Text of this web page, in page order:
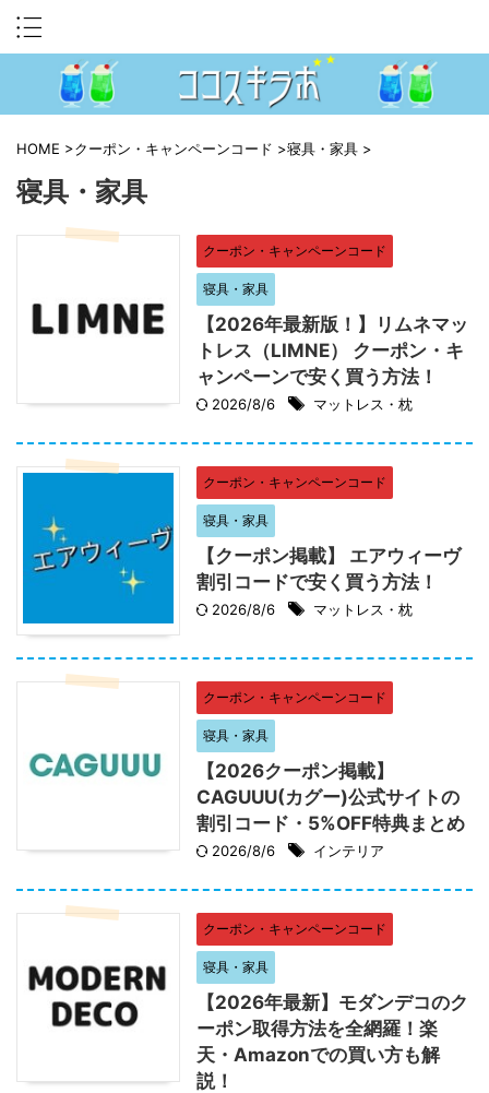
HOME >クーポン・キャンペーンコード >寝具・家具 >
寝具・家具
クーポン・キャンペーンコード
寝具・家具
【2026年最新版！】リムネマッ
トレス（LIMNE） クーポン・キ
ャンペーンで安く買う方法！
2026/8/6 マットレス・枕
クーポン・キャンペーンコード
寝具・家具
【クーポン掲載】 エアウィーヴ
割引コードで安く買う方法！
2026/8/6 マットレス・枕
クーポン・キャンペーンコード
寝具・家具
【2026クーポン掲載】
CAGUUU(カグー)公式サイトの
割引コード・5%OFF特典まとめ
2026/8/6 インテリア
クーポン・キャンペーンコード
寝具・家具
【2026年最新】モダンデコのク
ーポン取得方法を全網羅！楽
天・Amazonでの買い方も解
説！